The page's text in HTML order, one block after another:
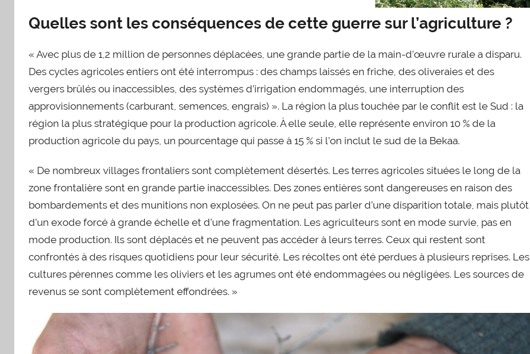
Quelles sont les conséquences de cette guerre sur l’agriculture ?
« Avec plus de 1,2 million de personnes déplacées, une grande partie de la main-d’œuvre rurale a disparu.
Des cycles agricoles entiers ont été interrompus : des champs laissés en friche, des oliveraies et des
vergers brûlés ou inaccessibles, des systèmes d’irrigation endommagés, une interruption des
approvisionnements (carburant, semences, engrais) ». La région la plus touchée par le conflit est le Sud : la
région la plus stratégique pour la production agricole. À elle seule, elle représente environ 10 % de la
production agricole du pays, un pourcentage qui passe à 15 % si l’on inclut le sud de la Bekaa.
« De nombreux villages frontaliers sont complètement désertés. Les terres agricoles situées le long de la
zone frontalière sont en grande partie inaccessibles. Des zones entières sont dangereuses en raison des
bombardements et des munitions non explosées. On ne peut pas parler d’une disparition totale, mais plutôt
d’un exode forcé à grande échelle et d’une fragmentation. Les agriculteurs sont en mode survie, pas en
mode production. Ils sont déplacés et ne peuvent pas accéder à leurs terres. Ceux qui restent sont
confrontés à des risques quotidiens pour leur sécurité. Les récoltes ont été perdues à plusieurs reprises. Les
cultures pérennes comme les oliviers et les agrumes ont été endommagées ou négligées. Les sources de
revenus se sont complètement effondrées. »